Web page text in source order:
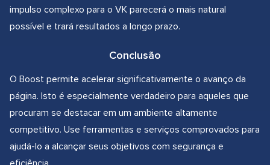
impulso complexo para o VK parecerá o mais natural
possível e trará resultados a longo prazo.
Conclusão
O Boost permite acelerar significativamente o avanço da
página. Isto é especialmente verdadeiro para aqueles que
procuram se destacar em um ambiente altamente
competitivo. Use ferramentas e serviços comprovados para
ajudá-lo a alcançar seus objetivos com segurança e